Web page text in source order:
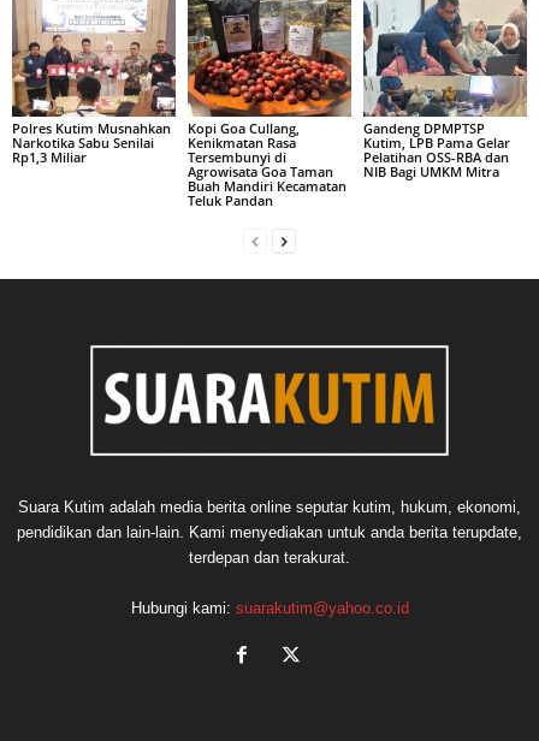
Polres Kutim Musnahkan
Narkotika Sabu Senilai
Rp1,3 Miliar
Kopi Goa Cullang,
Kenikmatan Rasa
Tersembunyi di
Agrowisata Goa Taman
Buah Mandiri Kecamatan
Teluk Pandan
Gandeng DPMPTSP
Kutim, LPB Pama Gelar
Pelatihan OSS-RBA dan
NIB Bagi UMKM Mitra
Suara Kutim adalah media berita online seputar kutim, hukum, ekonomi,
pendidikan dan lain-lain. Kami menyediakan untuk anda berita terupdate,
terdepan dan terakurat.
Hubungi kami: suarakutim@yahoo.co.id